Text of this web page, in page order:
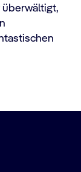
überwältigt,